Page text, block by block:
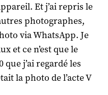
Et j’ai repris le
photographes,
via WhatsApp. Je
et ce n’est que le
j’ai regardé les
la photo de l’acte V